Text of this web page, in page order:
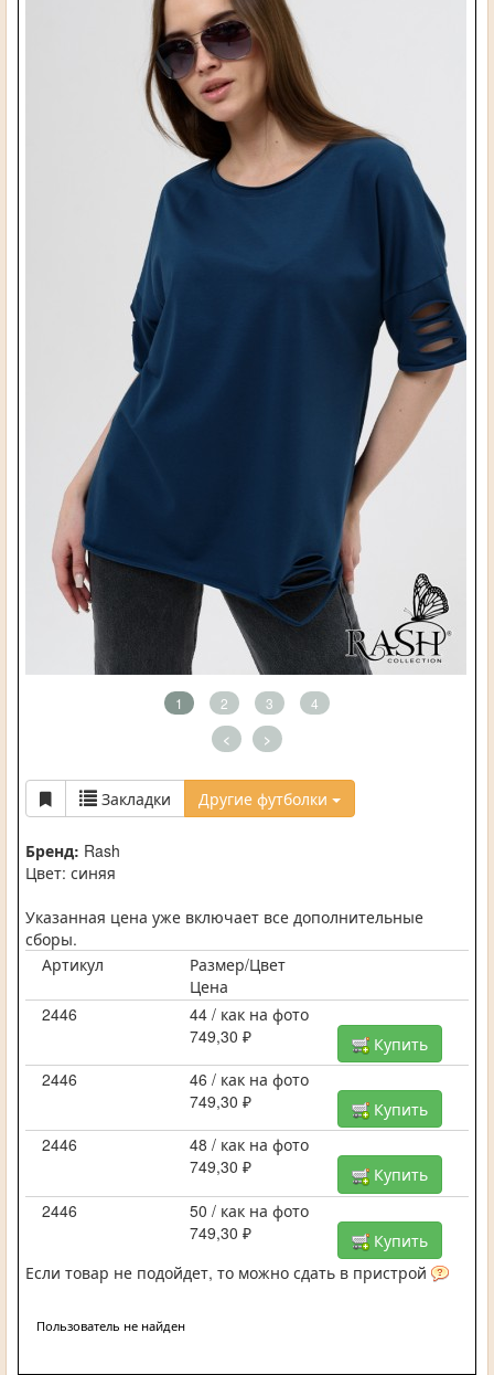
1 2 3 4
< >
Закладки Другие футболки
Бренд: Rash
Цвет: синяя
Указанная цена уже включает все дополнительные
сборы.
Артикул
Размер/Цвет
Цена
2446
44 / как на фото
749,30 ₽
Купить
2446
46 / как на фото
749,30 ₽
Купить
2446
48 / как на фото
749,30 ₽
Купить
2446
50 / как на фото
749,30 ₽
Купить
Если товар не подойдет, то можно сдать в пристрой
Пользователь не найден